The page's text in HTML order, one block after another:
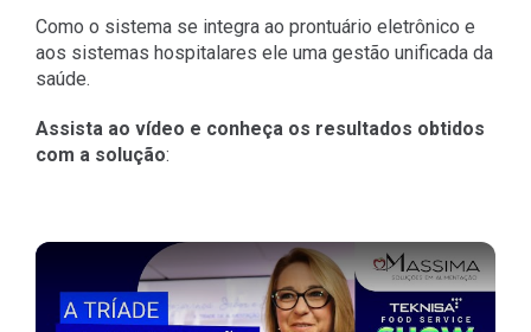
Como o sistema se integra ao prontuário eletrônico e
aos sistemas hospitalares ele uma gestão unificada da
saúde.
Assista ao vídeo e conheça os resultados obtidos
com a solução: